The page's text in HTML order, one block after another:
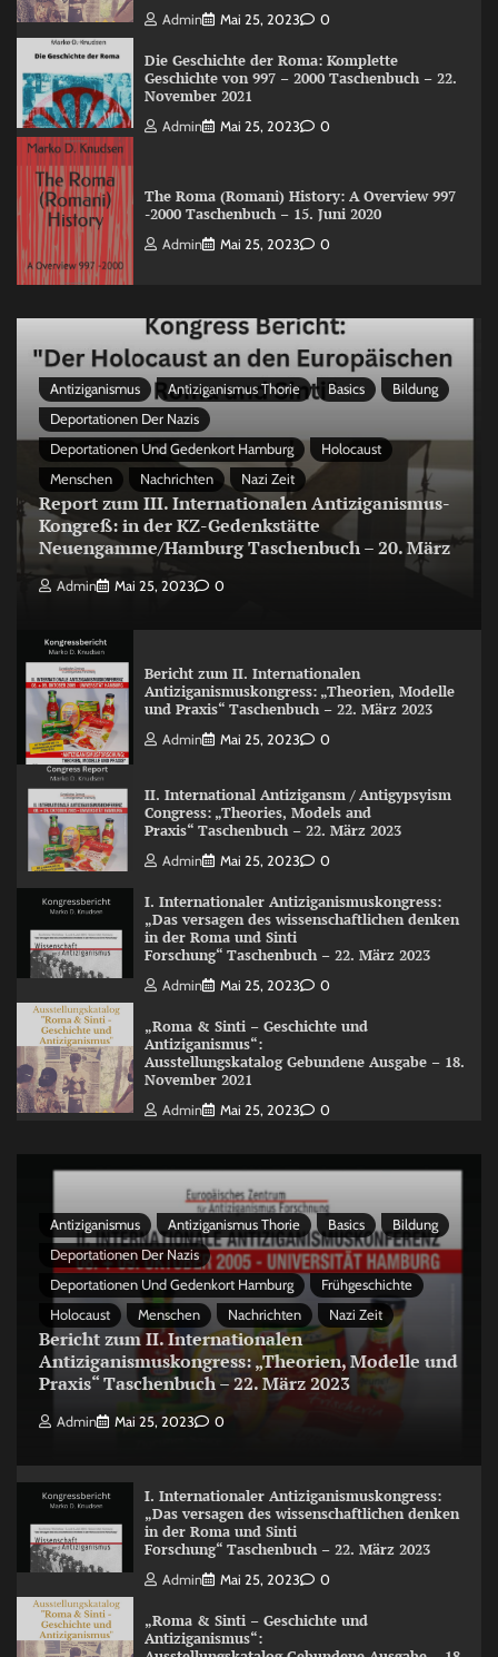
Admin Mai 25, 2023 0
Die Geschichte der Roma: Komplette
Geschichte von 997 – 2000 Taschenbuch – 22.
November 2021
Admin Mai 25, 2023 0
The Roma (Romani) History: A Overview 997
-2000 Taschenbuch – 15. Juni 2020
Admin Mai 25, 2023 0
Antiziganismus Antiziganismus Thorie Basics
Bildung
Deportationen Der Nazis
Deportationen Und Gedenkort Hamburg
Holocaust
Menschen
Nachrichten Nazi Zeit
Report zum III. Internationalen Antiziganismus-
Kongreß: in der KZ-Gedenkstätte
Neuengamme/Hamburg Taschenbuch – 20. März
Admin Mai 25, 2023 0
Bericht zum II. Internationalen
Antiziganismuskongress: „Theorien, Modelle
und Praxis“ Taschenbuch – 22. März 2023
Admin Mai 25, 2023 0
II. International Antizigansm / Antigypsyism
Congress: „Theories, Models and
Praxis“ Taschenbuch – 22. März 2023
Admin Mai 25, 2023 0
I. Internationaler Antiziganismuskongress:
„Das versagen des wissenschaftlichen denken
in der Roma und Sinti
Forschung“ Taschenbuch – 22. März 2023
Admin Mai 25, 2023 0
„Roma & Sinti – Geschichte und
Antiziganismus“:
Ausstellungskatalog Gebundene Ausgabe – 18.
November 2021
Admin Mai 25, 2023 0
Antiziganismus Antiziganismus Thorie Basics
Bildung
Deportationen Der Nazis
Deportationen Und Gedenkort Hamburg
Frühgeschichte
Holocaust
Menschen Nachrichten Nazi Zeit
Bericht zum II. Internationalen
Antiziganismuskongress: „Theorien, Modelle und
Praxis“ Taschenbuch – 22. März 2023
Admin Mai 25, 2023 0
I. Internationaler Antiziganismuskongress:
„Das versagen des wissenschaftlichen denken
in der Roma und Sinti
Forschung“ Taschenbuch – 22. März 2023
Admin Mai 25, 2023 0
„Roma & Sinti – Geschichte und
Antiziganismus“: